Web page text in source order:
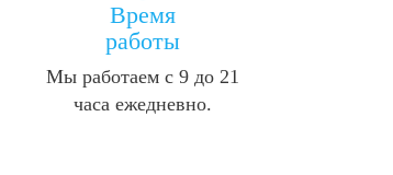
Время
работы
Мы работаем с 9 до 21
часа ежедневно.